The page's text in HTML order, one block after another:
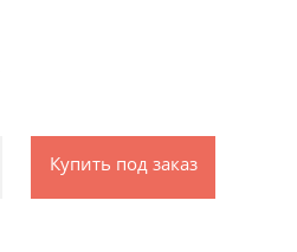
Купить под заказ